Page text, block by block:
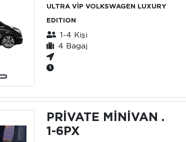
ULTRA VİP VOLKSWAGEN LUXURY
EDITION
1-4 Kişi
4 Bagaj
PRİVATE MİNİVAN .
1-6PX